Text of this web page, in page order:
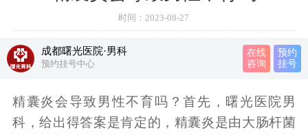
时间：2023-08-27
成都曙光医院·男科
预约挂号中心
在线
咨询
预约
挂号
精囊炎会导致男性不育吗？首先，曙光医院男
科，给出得答案是肯定的，精囊炎是由大肠杆菌